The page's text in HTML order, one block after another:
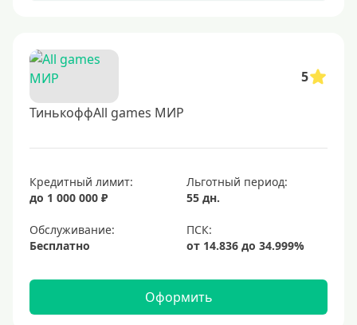
5
ТинькоффAll games МИР
Кредитный лимит:
до 1 000 000 ₽
Льготный период:
55 дн.
Обслуживание:
Бесплатно
Оформить